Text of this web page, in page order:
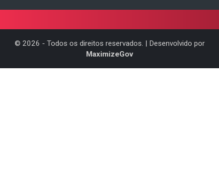
© 2026 - Todos os direitos reservados. | Desenvolvido por
MaximizeGov